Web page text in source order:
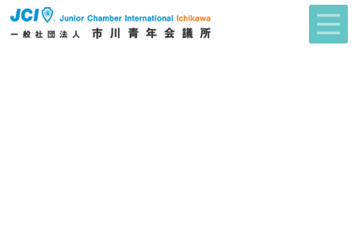
2026年度 市川青年会議所スローガン